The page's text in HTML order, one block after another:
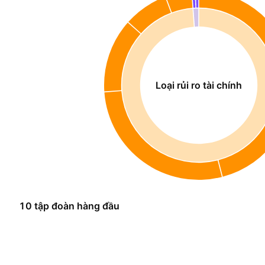
Loại rủi ro tài chính
10 tập đoàn hàng đầu